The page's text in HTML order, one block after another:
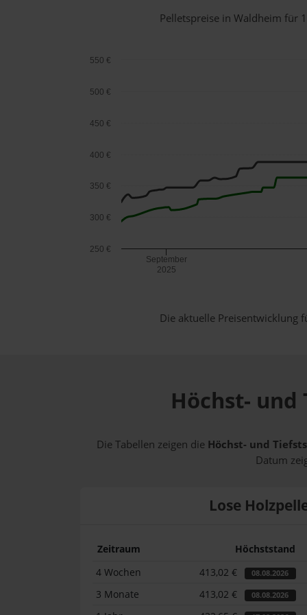
Pelletspreise in Waldheim für
September
2025
250 €
300 €
350 €
400 €
450 €
500 €
550 €
Die aktuelle Preisentwicklung
Höchst-
Die Tabellen zeigen die Höchst- und
Datum
Lose
Zeitraum Höchststand
4 Wochen
413,02 € 08.08.2026
3 Monate 413,02 € 08.08.2026